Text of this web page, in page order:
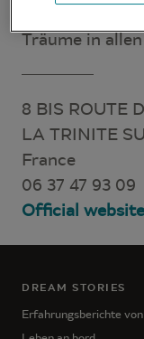
Träume in
8 BIS ROUTE
LA TRINITE
France
06 37 47 93 09
Official website
DREAM STORIES
Erfahrungsberichte